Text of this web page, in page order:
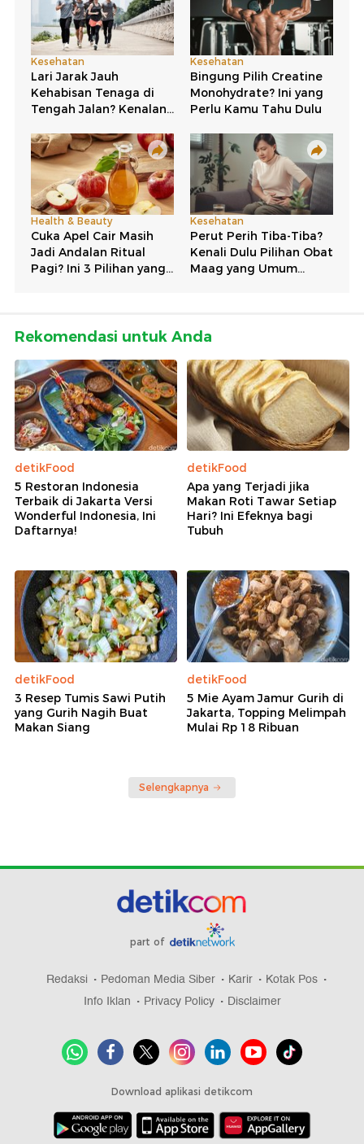
Rekomendasi untuk Anda
detikFood
5 Restoran Indonesia
Terbaik di Jakarta Versi
Wonderful Indonesia, Ini
Daftarnya!
detikFood
Apa yang Terjadi jika
Makan Roti Tawar Setiap
Hari? Ini Efeknya bagi
Tubuh
detikFood
3 Resep Tumis Sawi Putih
yang Gurih Nagih Buat
Makan Siang
detikFood
5 Mie Ayam Jamur Gurih di
Jakarta, Topping Melimpah
Mulai Rp 18 Ribuan
Selengkapnya
part of
Redaksi Pedoman Media Siber Karir
Kotak Pos
Info Iklan
Privacy Policy Disclaimer
Download aplikasi detikcom